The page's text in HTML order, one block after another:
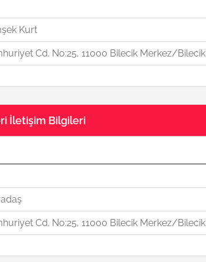
Kurt
Cd. No:25, 11000 Bilecik Merkez/Bilecik
İletişim Bilgileri
Cd. No:25, 11000 Bilecik Merkez/Bilecik